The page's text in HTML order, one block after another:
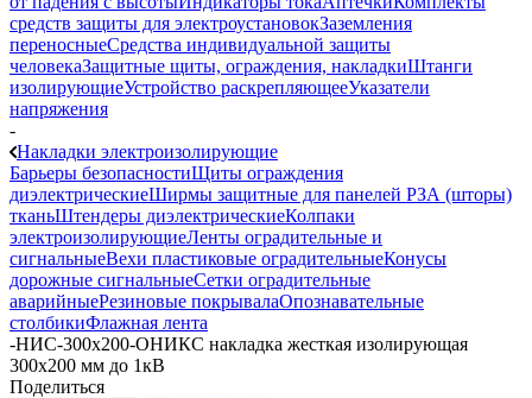
средств защиты для электроустановокЗаземления
переносныеСредства индивидуальной защиты
человекаЗащитные щиты, ограждения, накладкиШтанги
изолирующиеУстройство раскрепляющееУказатели
напряжения
-
Накладки электроизолирующие
Барьеры безопасностиЩиты ограждения
диэлектрическиеШирмы защитные для панелей РЗА (шторы)
тканьШтендеры диэлектрическиеКолпаки
электроизолирующиеЛенты оградительные и
сигнальныеВехи пластиковые оградительныеКонусы
дорожные сигнальныеСетки оградительные
аварийныеРезиновые покрывалаОпознавательные
столбикиФлажная лента
-НИС-300х200-ОНИКС накладка жесткая изолирующая
300х200 мм до 1кВ
Поделиться